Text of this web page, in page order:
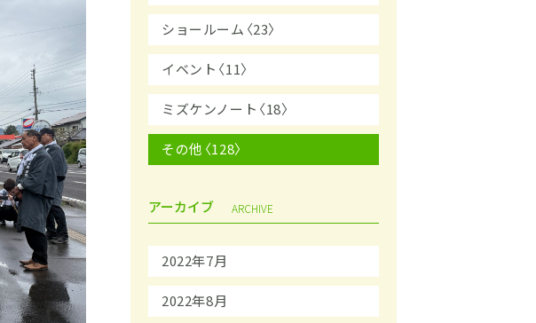
ショールーム〈23〉
イベント〈11〉
ミズケンノート〈18〉
その他〈128〉
アーカイブ ARCHIVE
2022年7月
2022年8月